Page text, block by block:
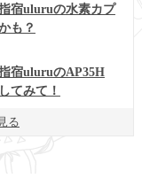
宿uluruの水素カプ
も？
宿uluruのAP35H
てみて！
る